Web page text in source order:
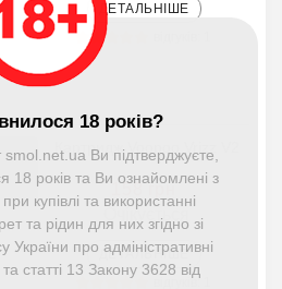
ДЕТАЛЬНІШЕ
Картридж Voopoo Vrizz V2
158 грн
Очікується
ДЕТАЛЬНІШЕ
відгуків: 1
18 років?
Ви підтверджуєте,
років та Ви ознайомлені з
купівлі та використанні
та рідин для них згідно зі
України про адміністративні
статті 13 Закону 3628 від